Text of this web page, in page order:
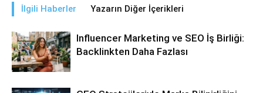
İlgili Haberler Yazarın Diğer İçerikleri
Influencer Marketing ve SEO İş Birliği:
Backlinkten Daha Fazlası